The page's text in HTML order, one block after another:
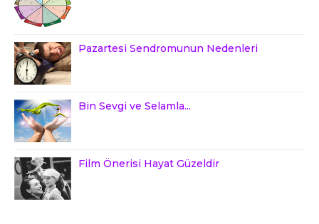
Pazartesi Sendromunun Nedenleri
Bin Sevgi ve Selamla...
Film Önerisi Hayat Güzeldir